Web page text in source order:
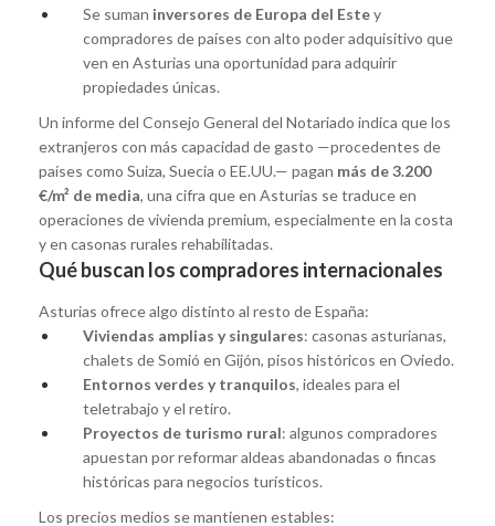
Se suman inversores de Europa del Estey
compradores de países con alto poder adquisitivo que
ven en Asturias una oportunidad para adquirir
propiedades únicas.
Un informe del Consejo General del Notariado indica que los
extranjeros con más capacidad de gasto —procedentes de
países como Suiza, Suecia o EE.UU.— pagan más de 3.200
€/m² de media, una cifra que en Asturias se traduce en
operaciones de vivienda premium, especialmente en la costa
y en casonas rurales rehabilitadas.
Qué buscan los compradores internacionales
Asturias ofrece algo distinto al resto de España:
Viviendas amplias y singulares: casonas asturianas,
chalets de Somió en Gijón, pisos históricos en Oviedo.
Entornos verdes y tranquilos, ideales para el
teletrabajo y el retiro.
Proyectos de turismo rural: algunos compradores
apuestan por reformar aldeas abandonadas o fincas
históricas para negocios turísticos.
Los precios medios se mantienen estables: